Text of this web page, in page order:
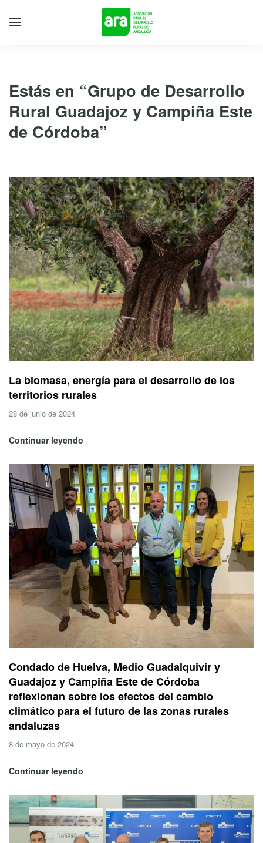
Estás en “Grupo de Desarrollo
Rural Guadajoz y Campiña Este
de Córdoba”
La biomasa, energía para el desarrollo de los
territorios rurales
28 de junio de 2024
Continuar leyendo
Condado de Huelva, Medio Guadalquivir y
Guadajoz y Campiña Este de Córdoba
reflexionan sobre los efectos del cambio
climático para el futuro de las zonas rurales
andaluzas
8 de mayo de 2024
Continuar leyendo